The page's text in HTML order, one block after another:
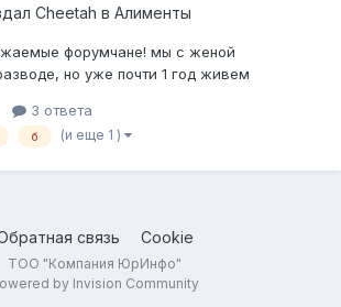
Cheetah в Алименты
форумчане! мы с женой
но уже почти 1 год живем
а вот бж нарушает данное
встречаться с ребенком, ссылаясь на
3 ответа
б (и еще 1 )
связь Cookie
ТОО "Компания ЮрИнфо"
by Invision Community